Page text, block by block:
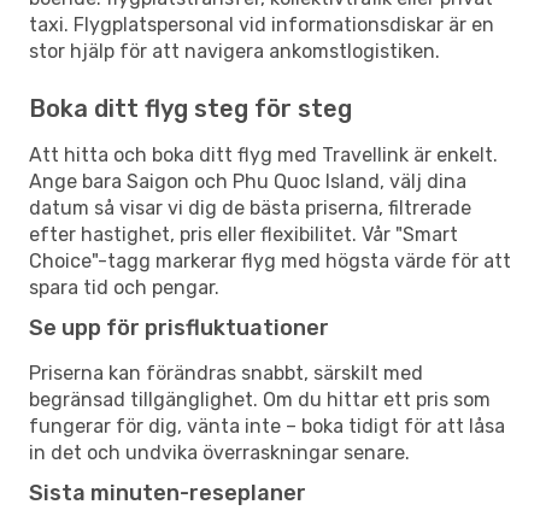
taxi. Flygplatspersonal vid informationsdiskar är en
stor hjälp för att navigera ankomstlogistiken.
Boka ditt flyg steg för steg
Att hitta och boka ditt flyg med Travellink är enkelt.
Ange bara Saigon och Phu Quoc Island, välj dina
datum så visar vi dig de bästa priserna, filtrerade
efter hastighet, pris eller flexibilitet. Vår "Smart
Choice"-tagg markerar flyg med högsta värde för att
spara tid och pengar.
Se upp för prisfluktuationer
Priserna kan förändras snabbt, särskilt med
begränsad tillgänglighet. Om du hittar ett pris som
fungerar för dig, vänta inte – boka tidigt för att låsa
in det och undvika överraskningar senare.
Sista minuten-reseplaner